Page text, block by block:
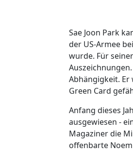
Sae Joon Park
der US-Armee
wurde. Für
Abhängigkeit.
Green Card
Anfang dieses
ausgewiesen -
Magaziner die
offenbarte